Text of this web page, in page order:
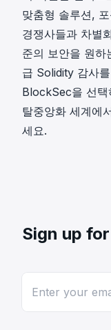
맞춤형 솔루션,
경쟁사들과 차별
준의 보안을 원
급 Solidity 감사
BlockSec을 선택
탈중앙화 세계에
세요.
Sign up